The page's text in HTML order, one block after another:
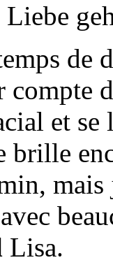
de
compte
et
brille
mais
Lisa.